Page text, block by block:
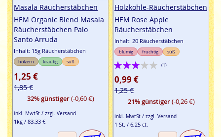
Masala Räucherstäbchen
HEM Organic Blend Masala
Räucherstäbchen Palo
Santo Arruda
Inhalt: 15g Räucherstäbchen
hölzern krautig süß
1,25 €
1,85 €
32% günstiger(-0,60 €)
inkl. MwtSt / zzgl. Versand
1kg / 83,33 €
Holzkohle-Räucherstäbchen
HEM Rose Apple
Räucherstäbchen
Inhalt: 20 Räucherstäbchen
blumig fruchtig süß
Bewertung:
60%
(1)
0,99 €
1,25 €
21% günstiger(-0,26 €)
inkl. MwtSt / zzgl. Versand
1 St. / 6,25 ct.